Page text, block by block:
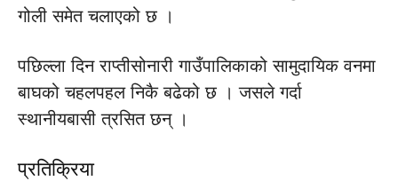
गोली समेत चलाएको छ ।
पछिल्ला दिन राप्तीसोनारी गाउँपालिकाको सामुदायिक वनमा
बाघको चहलपहल निकै बढेको छ । जसले गर्दा
स्थानीयबासी त्रसित छन् ।
प्रतिक्रिया